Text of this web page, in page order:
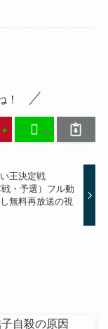
！
王決定戦
・予選）フル動
無料再放送の視